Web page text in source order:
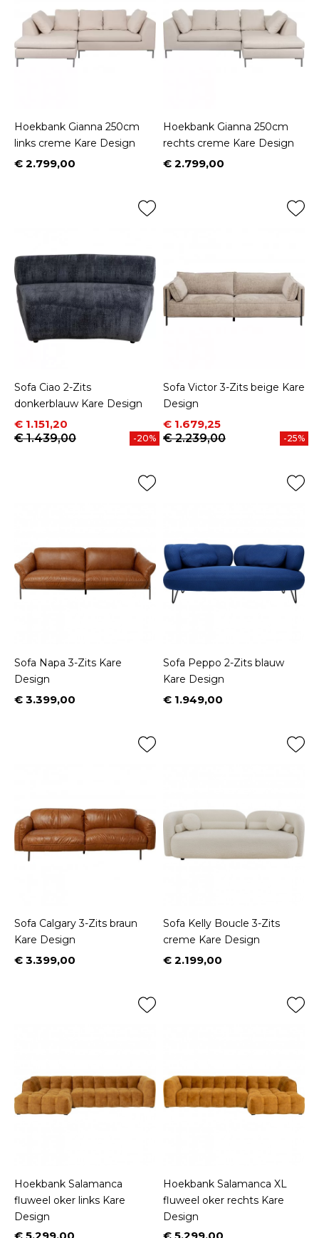
Hoekbank Gianna 250cm
links creme Kare Design
Prijs
€ 2.799,00
Hoekbank Gianna 250cm
rechts creme Kare Design
Prijs
€ 2.799,00
Sofa Ciao 2-Zits
donkerblauw Kare Design
Prijs
€ 1.151,20
Normale prijs
€ 1.439,00
-20%
Sofa Victor 3-Zits beige Kare
Design
Prijs
€ 1.679,25
Normale prijs
€ 2.239,00
-25%
Sofa Napa 3-Zits Kare
Design
Prijs
€ 3.399,00
Sofa Peppo 2-Zits blauw
Kare Design
Prijs
€ 1.949,00
Sofa Calgary 3-Zits braun
Kare Design
Prijs
€ 3.399,00
Sofa Kelly Boucle 3-Zits
creme Kare Design
Prijs
€ 2.199,00
Hoekbank Salamanca
fluweel oker links Kare
Design
Hoekbank Salamanca XL
fluweel oker rechts Kare
Design